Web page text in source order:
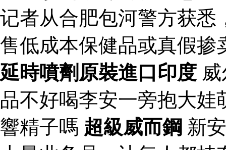
记者从合肥包河警方获悉
售低成本保健品或真假掺
延時噴劑原裝進口印度
品不好喝李安一旁抱大娃
響精子嗎 超級威而鋼 新